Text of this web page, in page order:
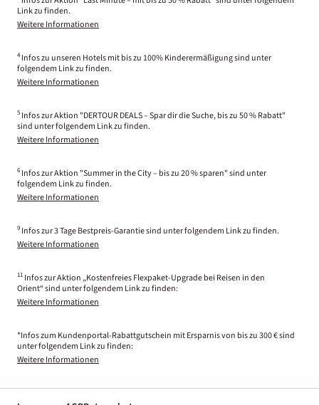
Link zu finden.
Weitere Informationen
4 Infos zu unseren Hotels mit bis zu 100% Kinderermäßigung sind unter
folgendem Link zu finden.
Weitere Informationen
5 Infos zur Aktion "DERTOUR DEALS – Spar dir die Suche, bis zu 50 % Rabatt"
sind unter folgendem Link zu finden.
Weitere Informationen
6 Infos zur Aktion "Summer in the City – bis zu 20 % sparen" sind unter
folgendem Link zu finden.
Weitere Informationen
9 Infos zur 3 Tage Bestpreis-Garantie sind unter folgendem Link zu finden.
Weitere Informationen
11 Infos zur Aktion „Kostenfreies Flexpaket-Upgrade bei Reisen in den
Orient“ sind unter folgendem Link zu finden:
Weitere Informationen
*Infos zum Kundenportal-Rabattgutschein mit Ersparnis von bis zu 300 € sind
unter folgendem Link zu finden:
Weitere Informationen